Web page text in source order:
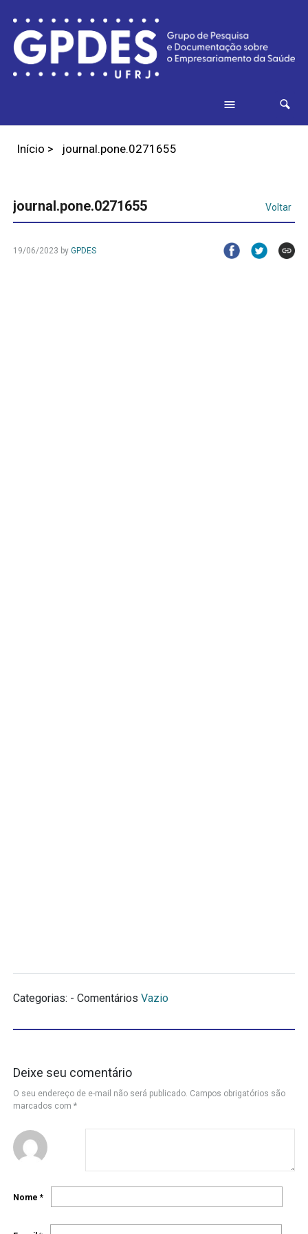
Início > journal.pone.0271655
journal.pone.0271655 Voltar
19/06/2023 by GPDES
Categorias: - Comentários Vazio
Deixe seu comentário
O seu endereço de e-mail não será publicado. Campos obrigatórios são
marcados com *
Nome *